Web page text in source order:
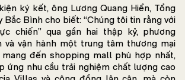
ký kết, ông Lương Quang Hiển, Tổng
Bắc Bình cho biết: “Chúng tôi tin rằng với
chiến” qua gần hai thập kỷ, phương
và vận hành một trung tâm thương mại
đến shopping mall phù hợp nhất,
ứng nhu cầu trải nghiệm chất lượng cao